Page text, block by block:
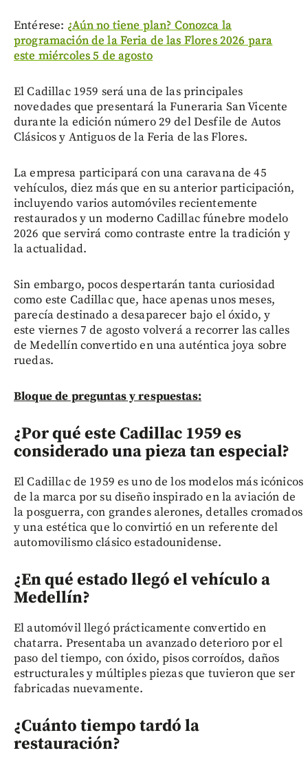
Entérese: ¿Aún no tiene plan? Conozca la
programación de la Feria de las Flores 2026 para
este miércoles 5 de agosto
El Cadillac 1959 será una de las principales
novedades que presentará la Funeraria San Vicente
durante la edición número 29 del Desfile de Autos
Clásicos y Antiguos de la Feria de las Flores.
La empresa participará con una caravana de 45
vehículos, diez más que en su anterior participación,
incluyendo varios automóviles recientemente
restaurados y un moderno Cadillac fúnebre modelo
2026 que servirá como contraste entre la tradición y
la actualidad.
Sin embargo, pocos despertarán tanta curiosidad
como este Cadillac que, hace apenas unos meses,
parecía destinado a desaparecer bajo el óxido, y
este viernes 7 de agosto volverá a recorrer las calles
de Medellín convertido en una auténtica joya sobre
ruedas.
Bloque de preguntas y respuestas:
¿Por qué este Cadillac 1959 es
considerado una pieza tan especial?
El Cadillac de 1959 es uno de los modelos más icónicos
de la marca por su diseño inspirado en la aviación de
la posguerra, con grandes alerones, detalles cromados
y una estética que lo convirtió en un referente del
automovilismo clásico estadounidense.
¿En qué estado llegó el vehículo a
Medellín?
El automóvil llegó prácticamente convertido en
chatarra. Presentaba un avanzado deterioro por el
paso del tiempo, con óxido, pisos corroídos, daños
estructurales y múltiples piezas que tuvieron que ser
fabricadas nuevamente.
¿Cuánto tiempo tardó la
restauración?